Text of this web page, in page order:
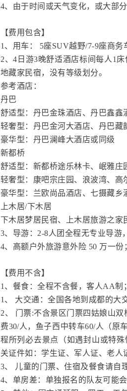
4、由于时间或天气变化，或大部
【费用包含】
1、用车： 5座SUV越野/7-9座商务
2、4日游3晚舒适酒店标间每人1
地藏家民宿，没有等级划分。
参考酒店：
丹巴
舒适型：丹巴金珠酒店、丹巴鑫
轻奢型：丹巴金河大酒店、丹巴
豪华型：丹巴澜峰大酒店或同级
新都桥
舒适型：新都桥途乐林卡、岷雅
轻奢型：康吧宗庄园、浪波湾、
豪华型：兰欧尚品酒店、七摄藏
上木居/下木居
下木居梦居民宿、上木居旅游之
3、导游：2-8人团全程无专业导游
4、高额户外旅游意外险 50 万一份
【费用不含】
1、餐食：全程不含餐，客人AA制；
1、 大交通：全国各地到成都的大
2、 门票:不含景区门票四姑娘山
费30/人，鱼子西中转车60/人（原
程所列必去景点（如遇封山或特
关证件如：学生证、军人证、老人
3、 儿童的门票、住宿及餐食请自
4、单房差：单独报名的队友可能